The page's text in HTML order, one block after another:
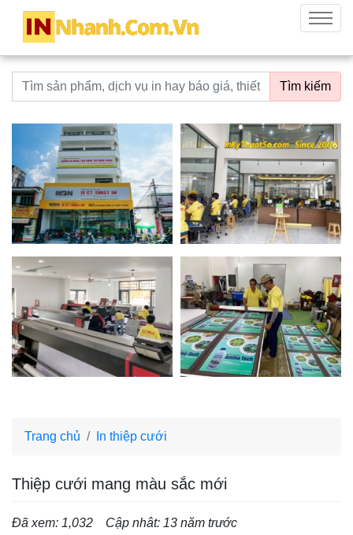
innhanh.com.vn
Menu
Từ khoá tìm kiếm Tìm kiếm
Trang chủ In thiệp cưới
Thiệp cưới mang màu sắc mới
Đã xem: 1,032
Cập nhât: 13 năm trước